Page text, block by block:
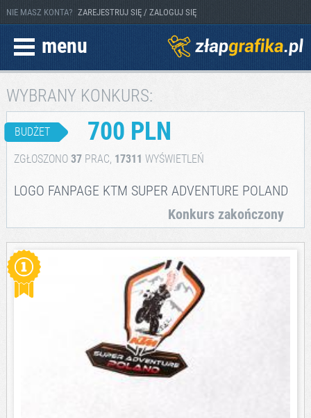
NIE MASZ KONTA? ZAREJESTRUJ SIĘ / ZALOGUJ SIĘ
menu
WYBRANY KONKURS:
BUDŻET 700 PLN
ZGŁOSZONO 37PRAC, 17311 WYŚWIETLEŃ
LOGO FANPAGE KTM SUPER ADVENTURE POLAND
Konkurs zakończony